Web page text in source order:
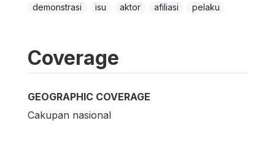
demonstrasi
isu aktor afiliasi pelaku
Coverage
GEOGRAPHIC COVERAGE
Cakupan nasional